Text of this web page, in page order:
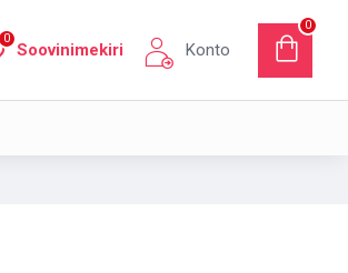
Soovinimekiri
0
Konto
0